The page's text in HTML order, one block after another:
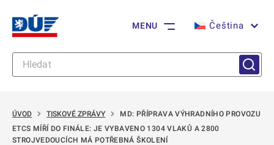
MENU Čeština
ÚVOD TISKOVÉ ZPRÁVY
MD: PŘÍPRAVA VÝHRADNÍHO PROVOZU
ETCS MÍŘÍ DO FINÁLE: JE VYBAVENO 1304 VLAKŮ A 2800
STROJVEDOUCÍCH MÁ POTŘEBNÁ ŠKOLENÍ